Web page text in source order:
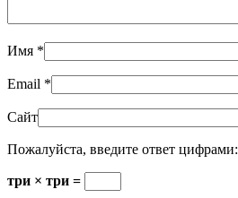
Имя *
Email *
Сайт
Пожалуйста, введите ответ цифрами:
три × три =